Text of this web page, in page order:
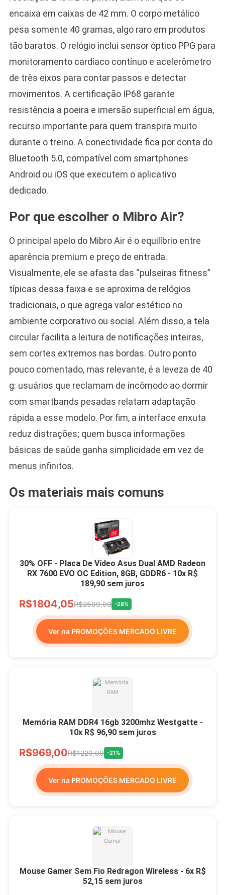
encaixa em caixas de 42 mm. O corpo metálico
pesa somente 40 gramas, algo raro em produtos
tão baratos. O relógio inclui sensor óptico PPG para
monitoramento cardíaco contínuo e acelerômetro
de três eixos para contar passos e detectar
movimentos. A certificação IP68 garante
resistência a poeira e imersão superficial em água,
recurso importante para quem transpira muito
durante o treino. A conectividade fica por conta do
Bluetooth 5.0, compatível com smartphones
Android ou iOS que executem o aplicativo
dedicado.
Por que escolher o Mibro Air?
O principal apelo do Mibro Air é o equilíbrio entre
aparência premium e preço de entrada.
Visualmente, ele se afasta das “pulseiras fitness”
típicas dessa faixa e se aproxima de relógios
tradicionais, o que agrega valor estético no
ambiente corporativo ou social. Além disso, a tela
circular facilita a leitura de notificações inteiras,
sem cortes extremos nas bordas. Outro ponto
pouco comentado, mas relevante, é a leveza de 40
g: usuários que reclamam de incômodo ao dormir
com smartbands pesadas relatam adaptação
rápida a esse modelo. Por fim, a interface enxuta
reduz distrações; quem busca informações
básicas de saúde ganha simplicidade em vez de
menus infinitos.
Os materiais mais comuns
30% OFF - Placa De Vídeo Asus Dual AMD Radeon
RX 7600 EVO OC Edition, 8GB, GDDR6 - 10x R$
189,90 sem juros
R$1804,05R$2509,00 -28%
Ver na PROMOÇÕES MERCADO LIVRE
Memória RAM DDR4 16gb 3200mhz Westgatte -
10x R$ 96,90 sem juros
R$969,00R$1229,00 -21%
Ver na PROMOÇÕES MERCADO LIVRE
Mouse Gamer Sem Fio Redragon Wireless - 6x R$
52,15 sem juros